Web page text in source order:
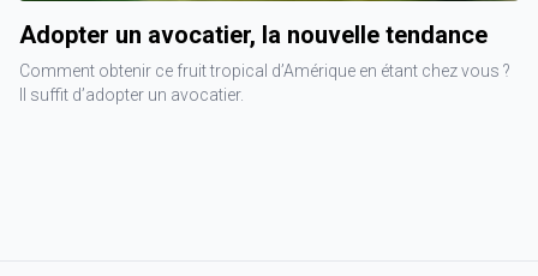
Adopter un avocatier, la nouvelle tendance
Comment obtenir ce fruit tropical d’Amérique en étant chez vous ?
Il suffit d’adopter un avocatier.